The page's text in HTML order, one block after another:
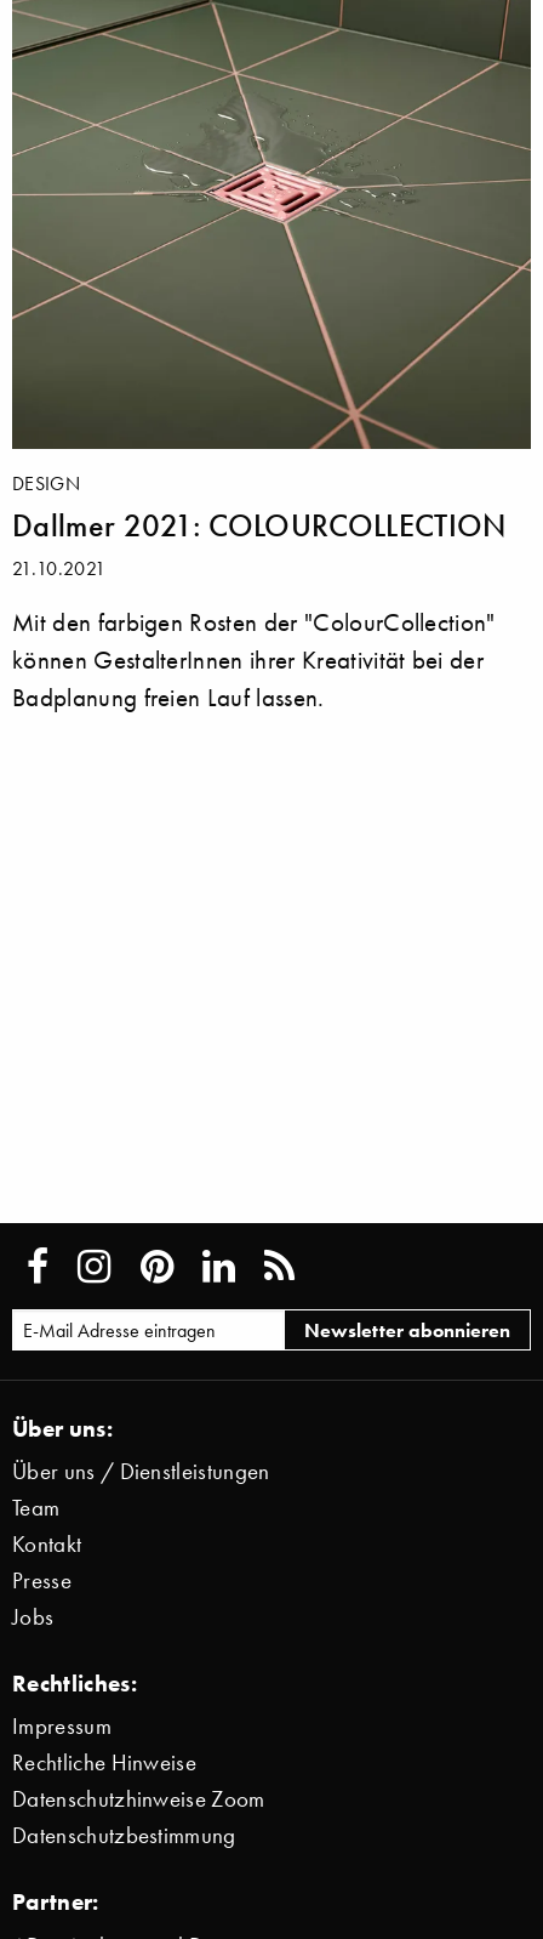
DESIGN
Dallmer 2021: COLOURCOLLECTION
21.10.2021
Mit den farbigen Rosten der "ColourCollection"
können GestalterInnen ihrer Kreativität bei der
Badplanung freien Lauf lassen.
Über uns:
Über uns / Dienstleistungen
Team
Kontakt
Presse
Jobs
Rechtliches:
Impressum
Rechtliche Hinweise
Datenschutzhinweise Zoom
Datenschutzbestimmung
Partner: